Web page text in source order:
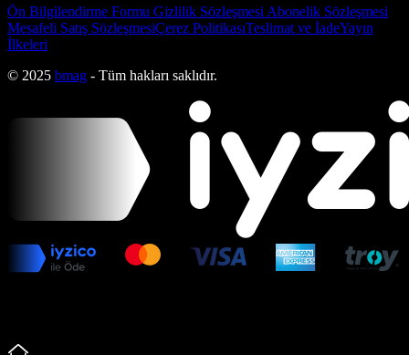
Ön Bilgilendirme Formu Gizlilik Sözleşmesi Abonelik Sözleşmesi
Mesafeli Satış SözleşmesiÇerez PolitikasıTeslimat ve İadeYayın
İlkeleri
© 2025 bmag - Tüm hakları saklıdır.